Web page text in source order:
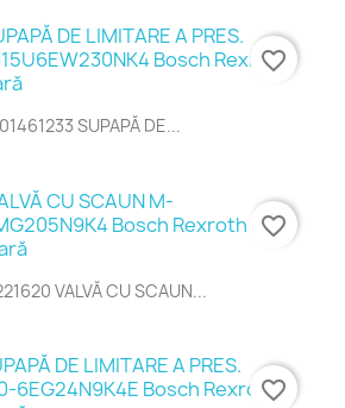
SUPAPĂ DE...
favorite_border
VALVĂ CU SCAUN...
favorite_border
favorite_border